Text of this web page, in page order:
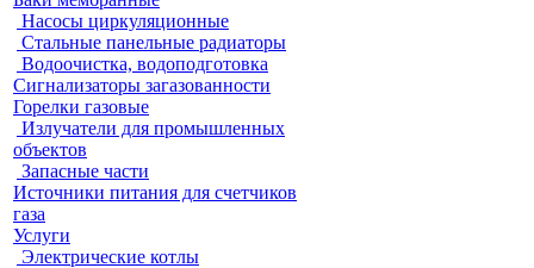
Насосы циркуляционные
Стальные панельные радиаторы
Водоочистка, водоподготовка
Сигнализаторы загазованности
Горелки газовые
Излучатели для промышленных
объектов
Запасные части
Источники питания для счетчиков
газа
Услуги
Электрические котлы